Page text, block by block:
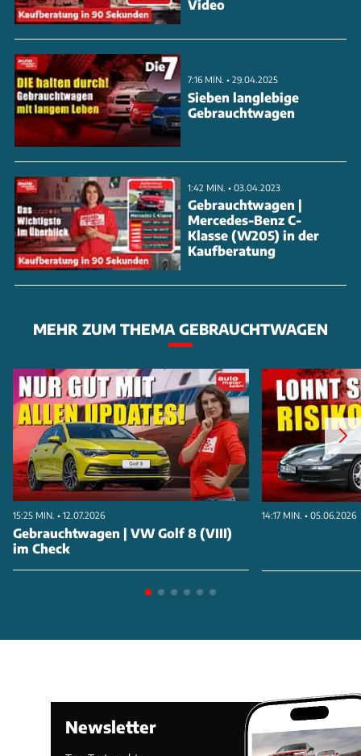
Video
7:16 MIN. • 29.04.2025
Sieben langlebige
Gebrauchtwagen
1:42 MIN. • 03.04.2023
Gebrauchtwagen |
Mercedes-Benz C-
Klasse (W205) in der
Kaufberatung
MEHR ZUM THEMA GEBRAUCHTWAGEN
15:25 MIN. • 12.07.2026
Gebrauchtwagen | VW Golf 8 (VIII)
im Check
14:17 MIN. • 05.06.2026
Newsletter